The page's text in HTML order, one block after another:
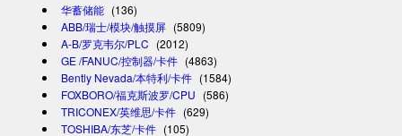
华蓄储能 (136)
ABB/瑞士/模块/触摸屏 (5809)
A-B/罗克韦尔/PLC (2012)
GE /FANUC/控制器/卡件 (4863)
Bently Nevada/本特利/卡件 (1584)
FOXBORO/福克斯波罗/CPU (586)
TRICONEX/英维思/卡件 (629)
TOSHIBA/东芝/卡件 (105)